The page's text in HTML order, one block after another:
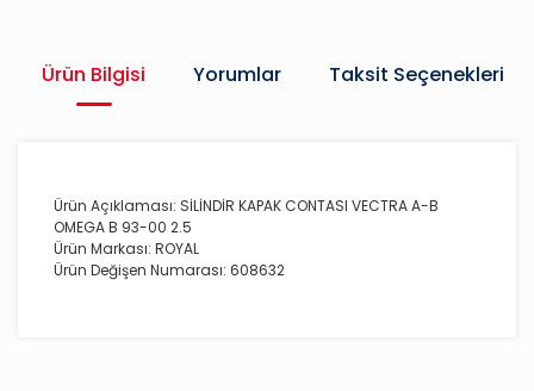
Ürün Bilgisi Yorumlar Taksit Seçenekleri
Ürün Açıklaması: SİLİNDİR KAPAK CONTASI VECTRA A-B
OMEGA B 93-00 2.5
Ürün Markası: ROYAL
Ürün Değişen Numarası: 608632